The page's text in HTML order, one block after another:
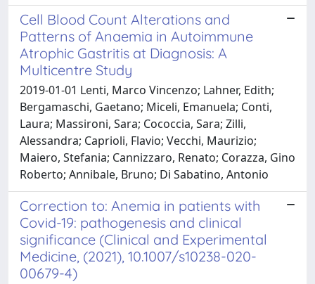
Cell Blood Count Alterations and
Patterns of Anaemia in Autoimmune
Atrophic Gastritis at Diagnosis: A
Multicentre Study
2019-01-01 Lenti, Marco Vincenzo; Lahner, Edith;
Bergamaschi, Gaetano; Miceli, Emanuela; Conti,
Laura; Massironi, Sara; Cococcia, Sara; Zilli,
Alessandra; Caprioli, Flavio; Vecchi, Maurizio;
Maiero, Stefania; Cannizzaro, Renato; Corazza, Gino
Roberto; Annibale, Bruno; Di Sabatino, Antonio
Correction to: Anemia in patients with
Covid-19: pathogenesis and clinical
significance (Clinical and Experimental
Medicine, (2021), 10.1007/s10238-020-
00679-4)